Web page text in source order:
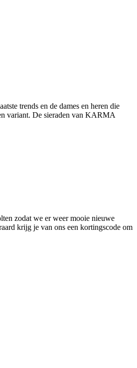
trends en de dames en heren die
variant. De sieraden van KARMA
zodat we er weer mooie nieuwe
krijg je van ons een kortingscode om